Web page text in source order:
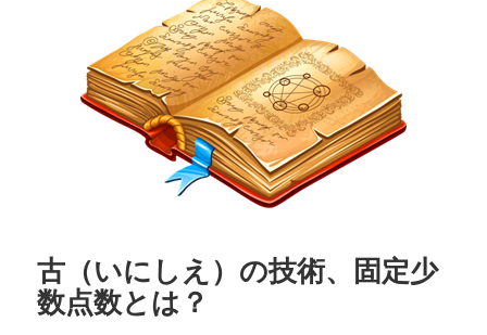
古（いにしえ）の技術、固定少
数点数とは？